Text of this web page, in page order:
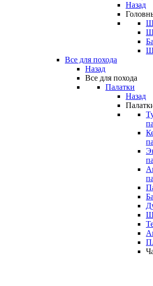
Назад
Все для похода
Назад
Все для похода
Палатки
Назад